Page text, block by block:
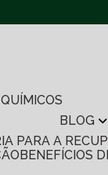
BLOG
PARA A
BENEFÍCIOS